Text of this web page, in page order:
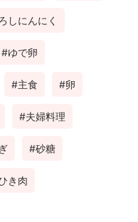
しにんにく
ゆで卵
主食 卵
夫婦料理
砂糖
き肉